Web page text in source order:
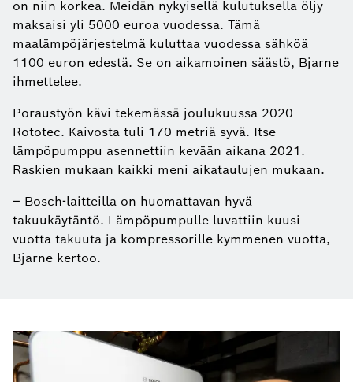
on niin korkea. Meidän nykyisellä kulutuksella öljy
maksaisi yli 5000 euroa vuodessa. Tämä
maalämpöjärjestelmä kuluttaa vuodessa sähköä
1100 euron edestä. Se on aikamoinen säästö, Bjarne
ihmettelee.
Poraustyön kävi tekemässä joulukuussa 2020
Rototec. Kaivosta tuli 170 metriä syvä. Itse
lämpöpumppu asennettiin kevään aikana 2021.
Raskien mukaan kaikki meni aikataulujen mukaan.
– Bosch-laitteilla on huomattavan hyvä
takuukäytäntö. Lämpöpumpulle luvattiin kuusi
vuotta takuuta ja kompressorille kymmenen vuotta,
Bjarne kertoo.